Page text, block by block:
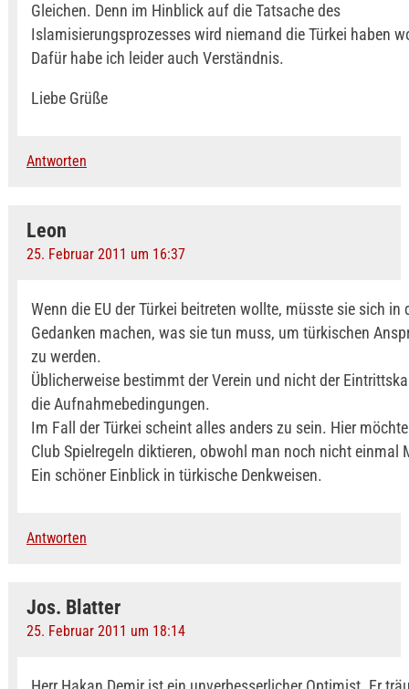
Gleichen. Denn im Hinblick auf die Tatsache des
Islamisierungsprozesses wird niemand die Türkei haben
Dafür habe ich leider auch Verständnis.
Liebe Grüße
Antworten
Leon
25. Februar 2011 um 16:37
Wenn die EU der Türkei beitreten wollte, müsste sie sich in
Gedanken machen, was sie tun muss, um türkischen
zu werden.
Üblicherweise bestimmt der Verein und nicht der
die Aufnahmebedingungen.
Im Fall der Türkei scheint alles anders zu sein. Hier
Club Spielregeln diktieren, obwohl man noch nicht einmal
Ein schöner Einblick in türkische Denkweisen.
Antworten
Jos. Blatter
25. Februar 2011 um 18:14